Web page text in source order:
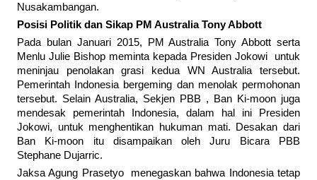
Nusakambangan.
Posisi Politik dan Sikap PM Australia Tony Abbott
Pada bulan Januari 2015, PM Australia Tony Abbott serta
Menlu Julie Bishop meminta kepada Presiden Jokowi untuk
meninjau penolakan grasi kedua WN Australia tersebut.
Pemerintah Indonesia bergeming dan menolak permohonan
tersebut. Selain Australia, Sekjen PBB , Ban Ki-moon juga
mendesak pemerintah Indonesia, dalam hal ini Presiden
Jokowi, untuk menghentikan hukuman mati. Desakan dari
Ban Ki-moon itu disampaikan oleh Juru Bicara PBB
Stephane Dujarric.
Jaksa Agung Prasetyo menegaskan bahwa Indonesia tetap